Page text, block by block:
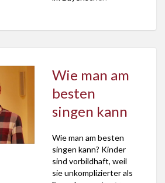
“Gedanken zum Tag”
nicht krampfhaft
beruhigt, übergangen,
ausradiert werden.
diesen Fragen Raum zu
geben. Dadurch
bekämen sie […]
Wie man am
besten
singen kann
Wie man am besten
singen kann? Kinder
sind vorbildhaft, weil
sie unkomplizierter als